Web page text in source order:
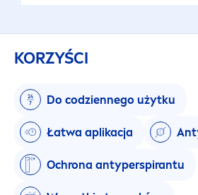
KORZYŚCI
Do codziennego użytku
Łatwa aplikacja
Ochrona antyperspirantu